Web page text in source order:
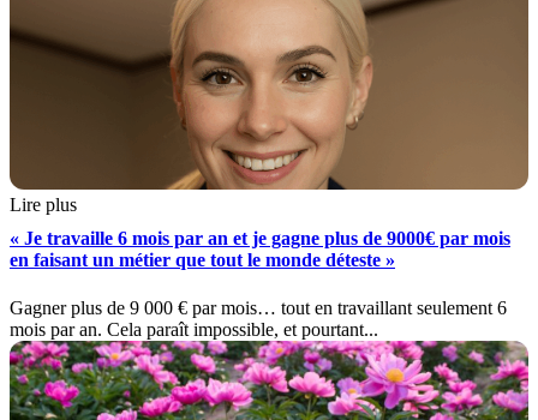
Lire plus
« Je travaille 6 mois par an et je gagne plus de 9000€ par mois
en faisant un métier que tout le monde déteste »
Gagner plus de 9 000 € par mois… tout en travaillant seulement 6
mois par an. Cela paraît impossible, et pourtant...